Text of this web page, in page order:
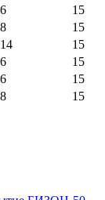
6
15
8
15
14 15
6
15
6
15
8
15